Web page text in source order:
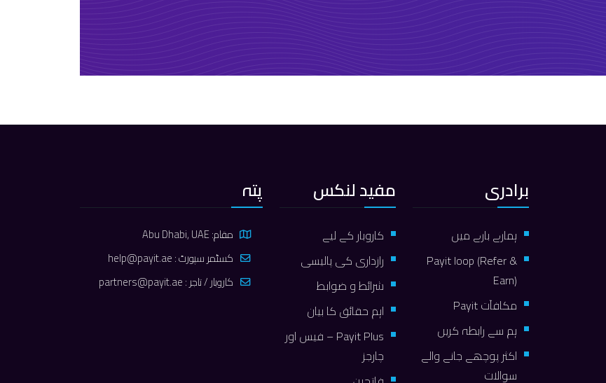
برادری
ہمارے بارے میں
Payit loop (Refer &
Earn)
مكافآت Payit
ہم سے رابطہ کریں
اکثر پوچھے جانے والے
سوالات
مفید لنکس
کاروبار کے لیے
رازداری کی پالیسی
شرائط و ضوابط
اہم حقائق کا بیان
Payit Plus – فیس اور
چارجز
پتہ
مقام: Abu Dhabi, UAE
کسٹمر سپورٹ :help@payit.ae
کاروبار / تاجر :partners@payit.ae